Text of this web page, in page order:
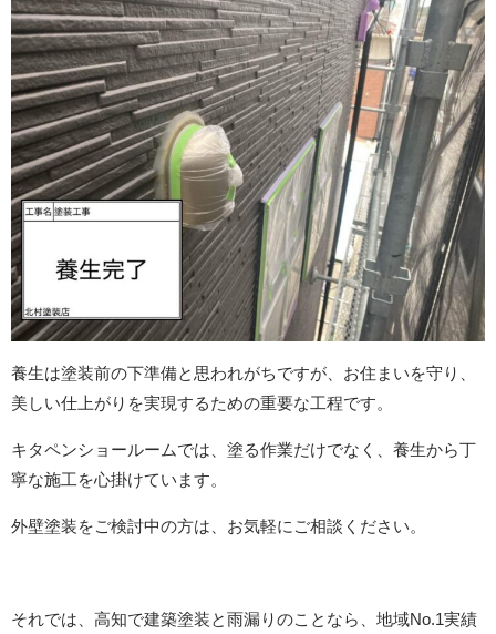
養生は塗装前の下準備と思われがちですが、お住まいを守り、
美しい仕上がりを実現するための重要な工程です。
キタペンショールームでは、塗る作業だけでなく、養生から丁
寧な施工を心掛けています。
外壁塗装をご検討中の方は、お気軽にご相談ください。
それでは、高知で建築塗装と雨漏りのことなら、地域No.1実績